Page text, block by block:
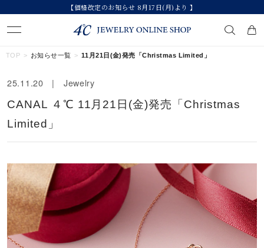
【価格改定のお知らせ 8月17日(月)より 】
キーワードで検索する
#summer
ブランド
カテゴリー すべてのジュエリー
素材
TOP お知らせ一覧 11月21日(金)発売「Christmas Limited」
25.11.20 | Jewelry
CANAL ４℃ 11月21日(金)発売「Christmas
Limited」